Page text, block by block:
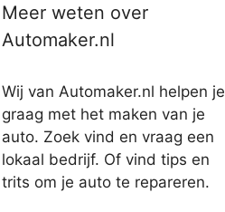
Meer weten over
Automaker.nl
Wij van Automaker.nl helpen je
graag met het maken van je
auto. Zoek vind en vraag een
lokaal bedrijf. Of vind tips en
trits om je auto te repareren.